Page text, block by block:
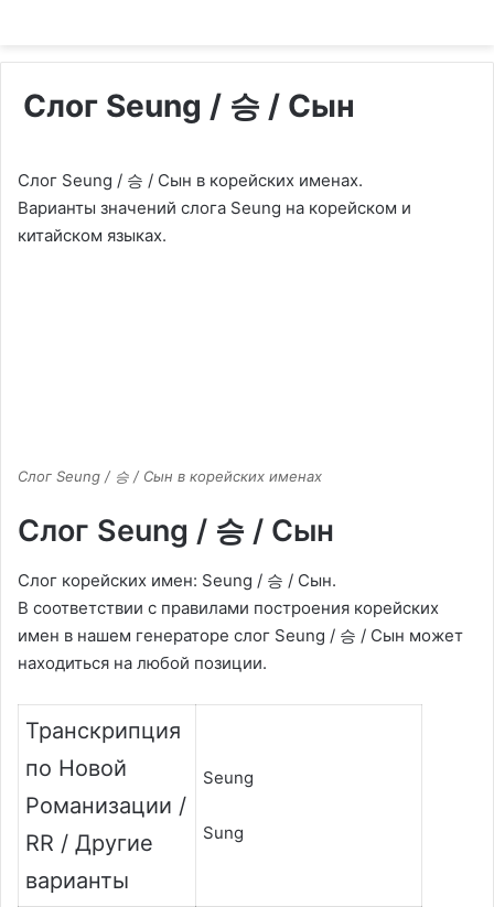
Слог Seung / 승 / Сын
Слог Seung / 승 / Сын в корейских именах.
Варианты значений слога Seung на корейском и
китайском языках.
Слог Seung / 승 / Сын в корейских именах
Слог Seung / 승 / Сын
Слог корейских имен: Seung / 승 / Сын.
В соответствии с правилами построения корейских
имен в нашем генераторе слог Seung / 승 / Сын может
находиться на любой позиции.
Транскрипция
по Новой
Романизации /
RR / Другие
варианты
Seung
Sung